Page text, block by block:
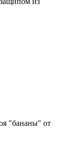
"бананы" от